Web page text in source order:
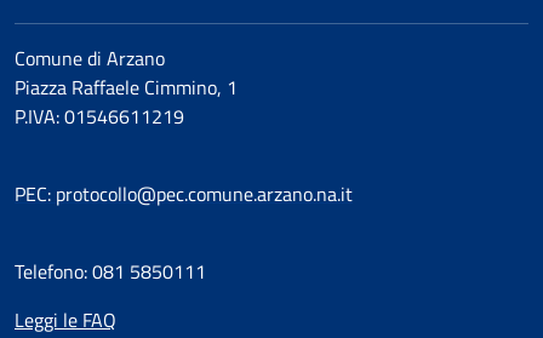
Comune di Arzano
Piazza Raffaele Cimmino, 1
P.IVA: 01546611219
PEC: protocollo@pec.comune.arzano.na.it
Telefono: 081 5850111
Leggi le FAQ